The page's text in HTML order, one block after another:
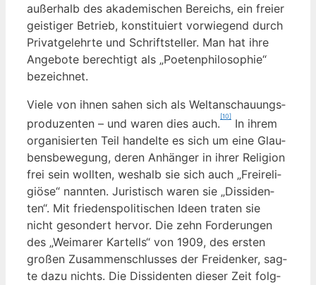
außer­halb des aka­de­mi­schen Bereichs, ein frei­er
geis­ti­ger Betrieb, kon­sti­tu­iert vor­wie­gend durch
Pri­vat­ge­lehr­te und Schrift­stel­ler. Man hat ihre
Ange­bo­te berech­tigt als „Poe­ten­phi­lo­so­phie“
bezeichnet.
Vie­le von ihnen sahen sich als Welt­an­schau­ungs­
pro­du­zen­ten – und waren dies auch.
[10]
In ihrem
orga­ni­sier­ten Teil han­del­te es sich um eine Glau­
bens­be­we­gung, deren Anhän­ger in ihrer Reli­gi­on
frei sein woll­ten, wes­halb sie sich auch „Frei­re­li­
giö­se“ nann­ten. Juris­tisch waren sie „Dis­si­den­
ten“. Mit frie­dens­po­li­ti­schen Ideen tra­ten sie
nicht geson­dert her­vor. Die zehn For­de­run­gen
des „Wei­ma­rer Kar­tells“ von 1909, des ers­ten
gro­ßen Zusam­men­schlus­ses der Frei­den­ker, sag­
te dazu nichts. Die Dis­si­den­ten die­ser Zeit folg­